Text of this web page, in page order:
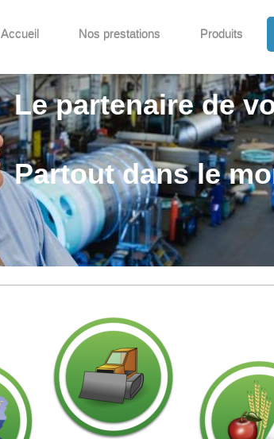
Accueil Nos prestations Produits
Le partenaire de
Partout dans le